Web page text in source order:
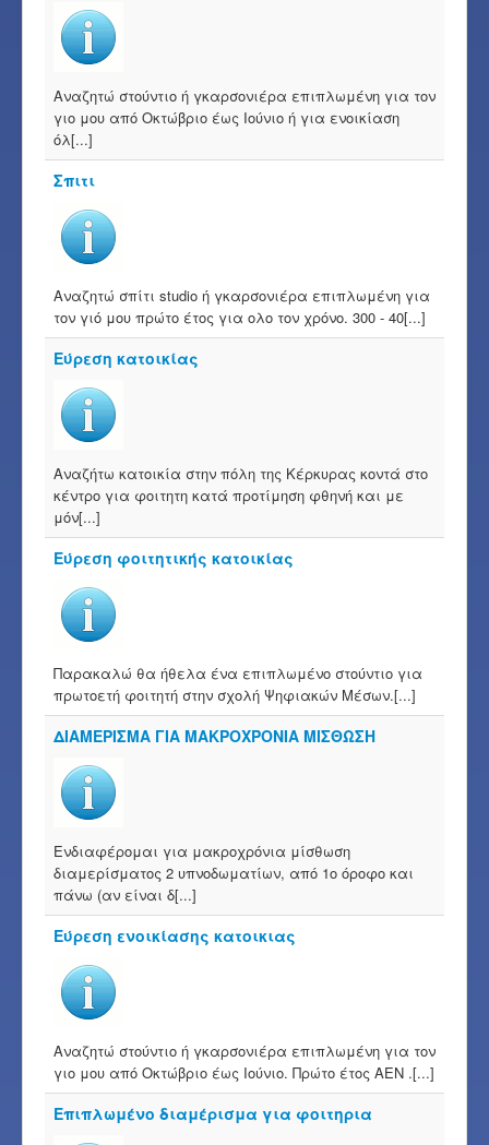
Αναζητώ στούντιο ή γκαρσονιέρα επιπλωμένη για τον
γιο μου από Οκτώβριο έως Ιούνιο ή για ενοικίαση
όλ[...]
Σπιτι
Αναζητώ σπίτι studio ή γκαρσονιέρα επιπλωμένη για
τον γιό μου πρώτο έτος για ολο τον χρόνο. 300 - 40[...]
Εύρεση κατοικίας
Αναζήτω κατοικία στην πόλη της Κέρκυρας κοντά στο
κέντρο για φοιτητη κατά προτίμηση φθηνή και με
μόν[...]
Εύρεση φοιτητικής κατοικίας
Παρακαλώ θα ήθελα ένα επιπλωμένο στούντιο για
πρωτοετή φοιτητή στην σχολή Ψηφιακών Μέσων.[...]
ΔΙΑΜΕΡΙΣΜΑ ΓΙΑ ΜΑΚΡΟΧΡΟΝΙΑ ΜΙΣΘΩΣΗ
Ενδιαφέρομαι για μακροχρόνια μίσθωση
διαμερίσματος 2 υπνοδωματίων, από 1ο όροφο και
πάνω (αν είναι δ[...]
Εύρεση ενοικίασης κατοικιας
Αναζητώ στούντιο ή γκαρσονιέρα επιπλωμένη για τον
γιο μου από Οκτώβριο έως Ιούνιο. Πρώτο έτος ΑΕΝ .[...]
Επιπλωμένο διαμέρισμα για φοιτηρια